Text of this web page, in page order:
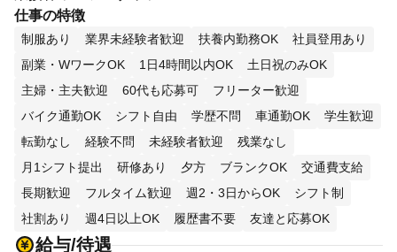
仕事の特徴
制服あり 業界未経験者歓迎 扶養内勤務OK
社員登用あり
副業・WワークOK
1日4時間以内OK
土日祝のみOK
主婦・主夫歓迎
60代も応募可
フリーター歓迎
バイク通勤OK
シフト自由 学歴不問 車通勤OK
学生歓迎
転勤なし
経験不問 未経験者歓迎
残業なし
月1シフト提出
研修あり 夕方 ブランクOK
交通費支給
長期歓迎
フルタイム歓迎 週2・3日からOK
シフト制
社割あり
週4日以上OK 履歴書不要 友達と応募OK
給与/待遇